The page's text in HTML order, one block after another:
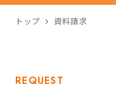
トップ 資料請求
REQUEST